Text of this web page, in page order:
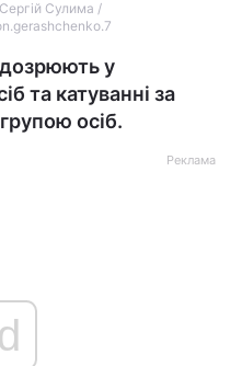
Сулима /
у
та катуванні за
осіб.
Реклама